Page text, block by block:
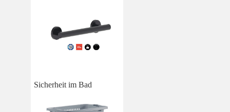
Sicherheit im Bad